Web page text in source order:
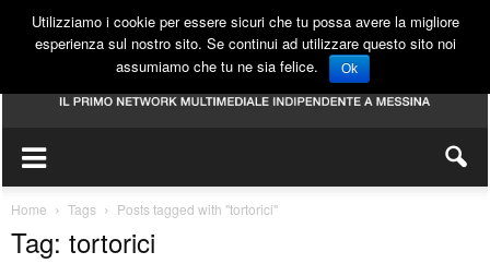
Home Tags Posts tagged with "tortorici"
Tag: tortorici
Utilizziamo i cookie per essere sicuri che tu possa avere la migliore
esperienza sul nostro sito. Se continui ad utilizzare questo sito noi
assumiamo che tu ne sia felice.
Ok